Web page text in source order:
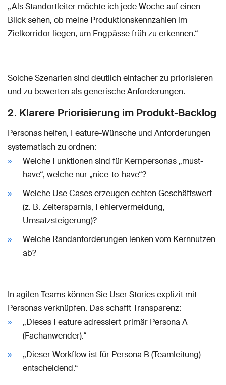
„Als Standortleiter möchte ich jede Woche auf einen
Blick sehen, ob meine Produktionskennzahlen im
Zielkorridor liegen, um Engpässe früh zu erkennen.“
Solche Szenarien sind deutlich einfacher zu priorisieren
und zu bewerten als generische Anforderungen.
2. Klarere Priorisierung im Produkt-Backlog
Personas helfen, Feature-Wünsche und Anforderungen
systematisch zu ordnen:
Welche Funktionen sind für Kernpersonas „must-
have“, welche nur „nice-to-have“?
Welche Use Cases erzeugen echten Geschäftswert
(z. B. Zeitersparnis, Fehlervermeidung,
Umsatzsteigerung)?
Welche Randanforderungen lenken vom Kernnutzen
ab?
In agilen Teams können Sie User Stories explizit mit
Personas verknüpfen. Das schafft Transparenz:
„Dieses Feature adressiert primär Persona A
(Fachanwender).“
„Dieser Workflow ist für Persona B (Teamleitung)
entscheidend.“